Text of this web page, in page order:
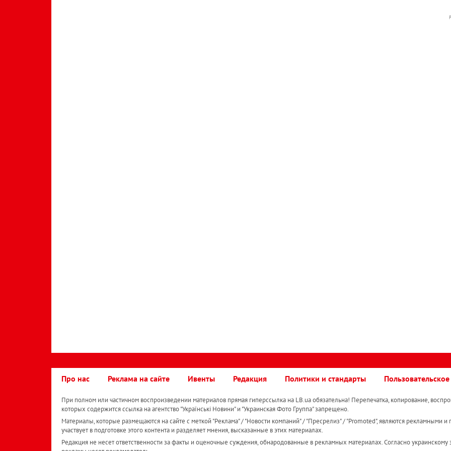
Про нас Реклама на сайте Ивенты Редакция Политики и стандарты
При полном или частичном воспроизведении материалов прямая гиперссылка на LB.ua обязательна! Перепечатка, копирование,
которых содержится ссылка на агентство "Українськi Новини" и "Украинская Фото Группа" запрещено.
Материалы, которые размещаются на сайте с меткой "Реклама" / "Новости компаний" / "Пресрелиз" / "Promoted", являются рекламными и
участвует в подготовке этого контента и разделяет мнения, высказанные в этих материалах.
Редакция не несет ответственности за факты и оценочные суждения, обнародованные в рекламных материалах. Согласно украинскому